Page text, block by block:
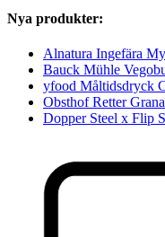
Nya produkter:
Alnatura Ingefära
Bauck Mühle
yfood Måltidsdryck
Obsthof Retter
Dopper Steel x Flip